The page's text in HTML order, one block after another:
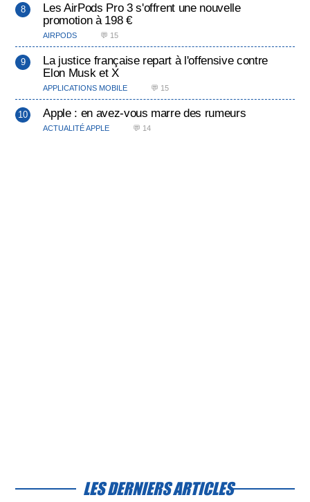
Les AirPods Pro 3 s'offrent une nouvelle
promotion à 198 €
AIRPODS 💬 15
La justice française repart à l'offensive contre
Elon Musk et X
APPLICATIONS MOBILE 💬 15
Apple : en avez-vous marre des rumeurs
ACTUALITÉ APPLE 💬 14
LES DERNIERS ARTICLES